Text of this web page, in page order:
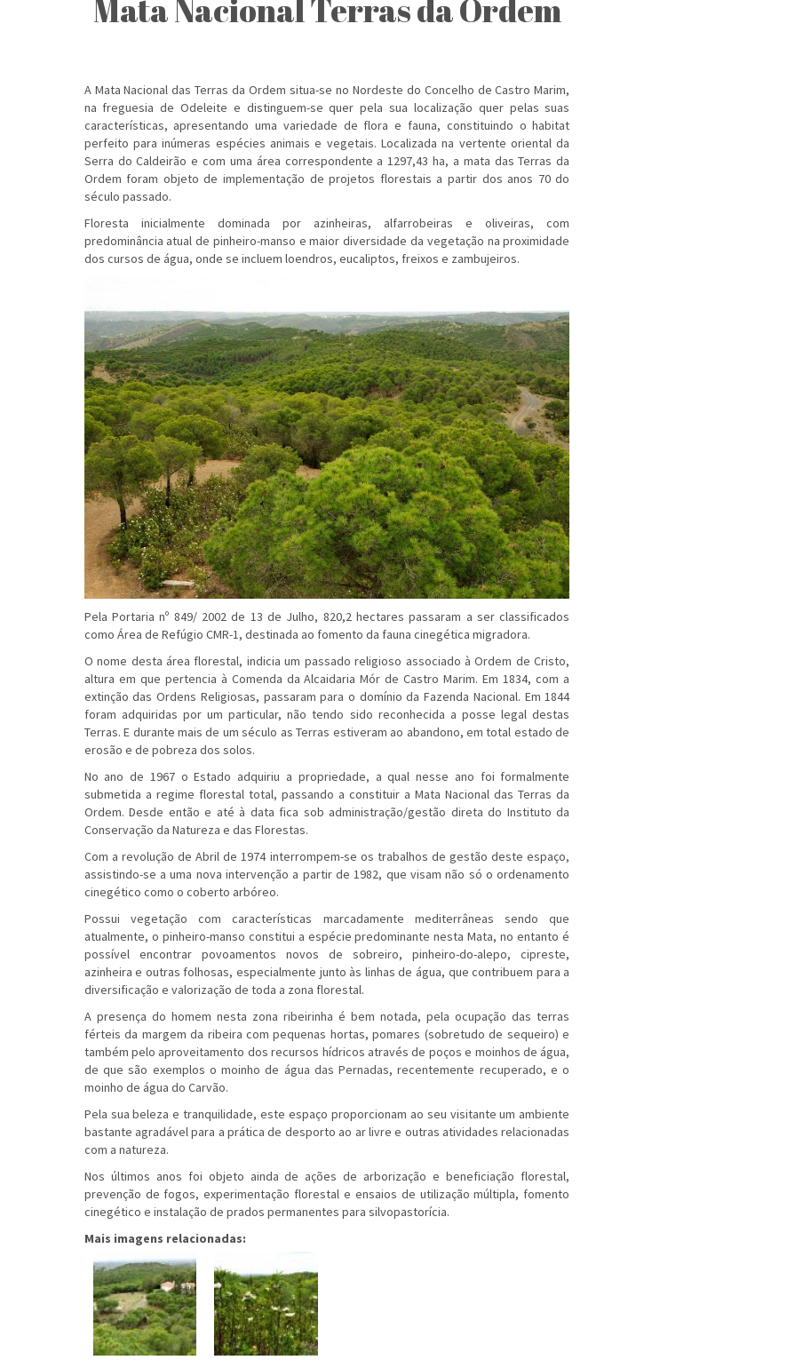
Mata Nacional Terras da Ordem
A Mata Nacional das Terras da Ordem situa-se no Nordeste do Concelho de Castro Marim,
na freguesia de Odeleite e distinguem-se quer pela sua localização quer pelas suas
características, apresentando uma variedade de flora e fauna, constituindo o habitat
perfeito para inúmeras espécies animais e vegetais. Localizada na vertente oriental da
Serra do Caldeirão e com uma área correspondente a 1297,43 ha, a mata das Terras da
Ordem foram objeto de implementação de projetos florestais a partir dos anos 70 do
século passado.
Floresta inicialmente dominada por azinheiras, alfarrobeiras e oliveiras, com
predominância atual de pinheiro-manso e maior diversidade da vegetação na proximidade
dos cursos de água, onde se incluem loendros, eucaliptos, freixos e zambujeiros.
Pela Portaria nº 849/ 2002 de 13 de Julho, 820,2 hectares passaram a ser classificados
como Área de Refúgio CMR-1, destinada ao fomento da fauna cinegética migradora.
O nome desta área florestal, indicia um passado religioso associado à Ordem de Cristo,
altura em que pertencia à Comenda da Alcaidaria Mór de Castro Marim. Em 1834, com a
extinção das Ordens Religiosas, passaram para o domínio da Fazenda Nacional. Em 1844
foram adquiridas por um particular, não tendo sido reconhecida a posse legal destas
Terras. E durante mais de um século as Terras estiveram ao abandono, em total estado de
erosão e de pobreza dos solos.
No ano de 1967 o Estado adquiriu a propriedade, a qual nesse ano foi formalmente
submetida a regime florestal total, passando a constituir a Mata Nacional das Terras da
Ordem. Desde então e até à data fica sob administração/gestão direta do Instituto da
Conservação da Natureza e das Florestas.
Com a revolução de Abril de 1974 interrompem-se os trabalhos de gestão deste espaço,
assistindo-se a uma nova intervenção a partir de 1982, que visam não só o ordenamento
cinegético como o coberto arbóreo.
Possui vegetação com características marcadamente mediterrâneas sendo que
atualmente, o pinheiro-manso constitui a espécie predominante nesta Mata, no entanto é
possível encontrar povoamentos novos de sobreiro, pinheiro-do-alepo, cipreste,
azinheira e outras folhosas, especialmente junto às linhas de água, que contribuem para a
diversificação e valorização de toda a zona florestal.
A presença do homem nesta zona ribeirinha é bem notada, pela ocupação das terras
férteis da margem da ribeira com pequenas hortas, pomares (sobretudo de sequeiro) e
também pelo aproveitamento dos recursos hídricos através de poços e moinhos de água,
de que são exemplos o moinho de água das Pernadas, recentemente recuperado, e o
moinho de água do Carvão.
Pela sua beleza e tranquilidade, este espaço proporcionam ao seu visitante um ambiente
bastante agradável para a prática de desporto ao ar livre e outras atividades relacionadas
com a natureza.
Nos últimos anos foi objeto ainda de ações de arborização e beneficiação florestal,
prevenção de fogos, experimentação florestal e ensaios de utilização múltipla, fomento
cinegético e instalação de prados permanentes para silvopastorícia.
Mais imagens relacionadas: